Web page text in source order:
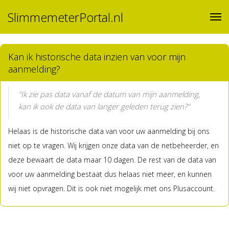
SlimmemeterPortal.nl
Kan ik historische data inzien van voor mijn
aanmelding?
"Ik zie pas data vanaf de datum van mijn aanmelding,
kan ik ook de data van langer geleden terug zien?"
Helaas is de historische data van voor uw aanmelding bij ons
niet op te vragen. Wij krijgen onze data van de netbeheerder, en
deze bewaart de data maar 10 dagen. De rest van de data van
voor uw aanmelding bestaat dus helaas niet meer, en kunnen
wij niet opvragen. Dit is ook niet mogelijk met ons Plusaccount.